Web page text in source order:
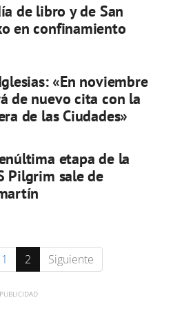
de libro y de San
en confinamiento
«En noviembre
de nuevo cita con la
de las Ciudades»
etapa de la
Pilgrim sale de
1 2 Siguiente